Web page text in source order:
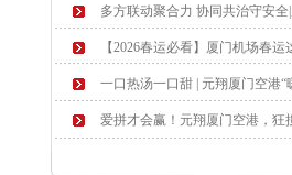
多方联动聚合力 协同共治守安
【2026春运必看】厦门机场春
一口热汤一口甜 | 元翔厦门空港
爱拼才会赢！元翔厦门空港，